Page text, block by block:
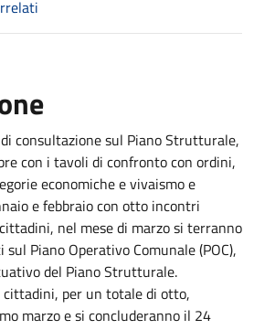
consultazione sul Piano Strutturale,
con i tavoli di confronto con ordini,
economiche e vivaismo e
e febbraio con otto incontri
nel mese di marzo si terranno
Piano Operativo Comunale (POC),
del Piano Strutturale.
per un totale di otto,
marzo e si concluderanno il 24